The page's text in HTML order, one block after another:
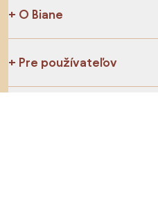
O Biane
Pre používateľov